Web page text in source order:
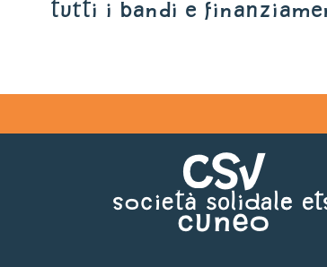
tutti i bandi e